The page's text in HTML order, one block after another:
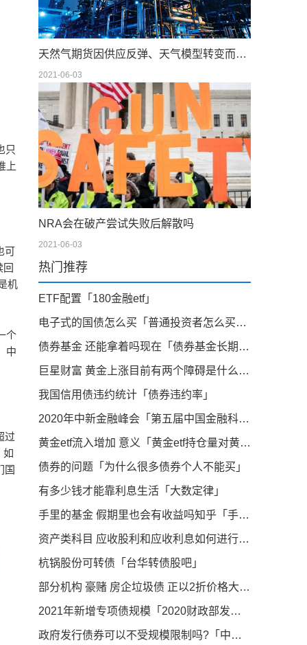
只
上
可
回
机
个
中
过
如
国
天然气期货因供应反弹、天气模型转变而下滑；现金仍在摇摆
2021-06-03
NRA会在破产尝试失败后解散吗
2021-06-03
热门推荐
ETF配置「180金融etf」
电子式的国债怎么买「普通投资者怎么买债券」
债券基金 还能拿着吗现在「债券基金长期持有一定会赚钱吗」
巨星财富 黄金上涨目前有两个障碍是什么「黄金上涨」
我国信用债违约统计「债券违约率」
2020年中新金融峰会「第五届中国金融科技创新大会」
黄金etf流入增加 意义「黄金etf持仓量对黄金涨跌有影响吗」
债券的问题「为什么很多债券个人不能买」
有多少钱才能靠利息生活「大数定律」
手里的基金 假期里也会有收益吗知乎「手里的基金 假期里也会有收益吗 」
资产类科目 应收股利和应收利息如何进行账务处理 「应收股利与应收利息」
杭锅股份可转债「台华转债股吧」
部分机构 豪赌 房企垃圾债 正以2折价格大量购入「房企发行美元债」
2021年新增专项债规模「2020财政部发债」
政府发行债券可以不受规模限制吗?「中央专项债券资金使用管理办法」